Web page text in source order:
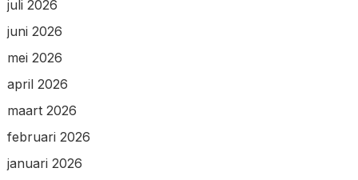
juli 2026
juni 2026
mei 2026
april 2026
maart 2026
februari 2026
januari 2026